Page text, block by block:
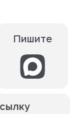
Пишите